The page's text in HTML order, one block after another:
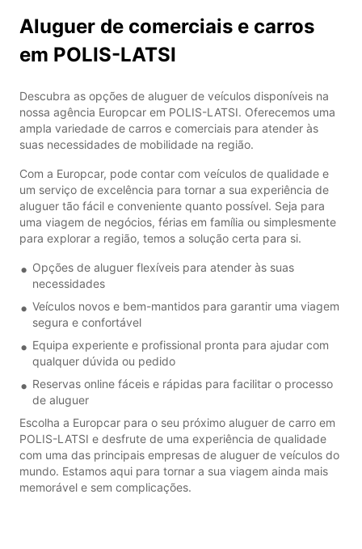
Aluguer de comerciais e carros
em POLIS-LATSI
Descubra as opções de aluguer de veículos disponíveis na
nossa agência Europcar em POLIS-LATSI. Oferecemos uma
ampla variedade de carros e comerciais para atender às
suas necessidades de mobilidade na região.
Com a Europcar, pode contar com veículos de qualidade e
um serviço de excelência para tornar a sua experiência de
aluguer tão fácil e conveniente quanto possível. Seja para
uma viagem de negócios, férias em família ou simplesmente
para explorar a região, temos a solução certa para si.
Opções de aluguer flexíveis para atender às suas
necessidades
Veículos novos e bem-mantidos para garantir uma viagem
segura e confortável
Equipa experiente e profissional pronta para ajudar com
qualquer dúvida ou pedido
Reservas online fáceis e rápidas para facilitar o processo
de aluguer
Escolha a Europcar para o seu próximo aluguer de carro em
POLIS-LATSI e desfrute de uma experiência de qualidade
com uma das principais empresas de aluguer de veículos do
mundo. Estamos aqui para tornar a sua viagem ainda mais
memorável e sem complicações.